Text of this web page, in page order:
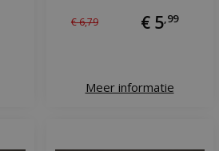
€6,79 € 5 99
Meer informatie